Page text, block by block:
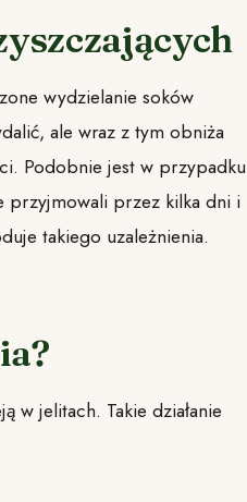
wydzielanie soków
ale wraz z tym obniża
Podobnie jest w przypadku
przez kilka dni i
takiego uzależnienia.
w jelitach. Takie działanie